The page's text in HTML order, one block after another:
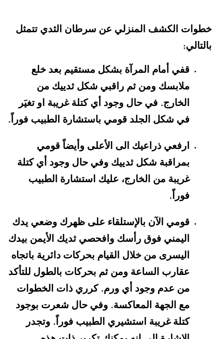
خطوات الكشف المنزلي عن سرطان الثدي تتمثل
بالتالي:
قفي أمام المرآة بشكل مستقيم بعد خلع
ملابسك ومن ثم راقبي شكل ثدييك من
الخارج. في حال وجود أي كتلة غريبة او تغيَر
في شكل الجلد قومي باستشارة الطبيب فوراً .
ارفعي ذراعيك الى الأعلى وأيضاً قومي
بمراقبة شكل ثدييك وفي حال وجود أي كتلة
غريبة من الخارج، عليك استشارة الطبيب
فوراً .
قومي الآن بالإستلقاء على ظهرك وضعي يدك
اليمني فوق رأسك وافحصي ثديك الأيمن بيدك
اليسرى من خلال القيام بحركات دائرية باتجاه
عقارب الساعة ومن ثم بحركات بالطول للتأكد
من عدم وجود أي ورم. كرري ذات الخطوات
مع الجهة المعاكسة. وفي حال شعرت بوجود
كتلة غريبة استشيري الطبيب فوراً . وتجدر